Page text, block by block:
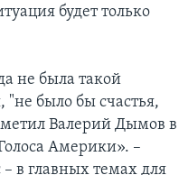
будет только
не была такой
"не было бы счастья,
Валерий Дымов в
Америки». –
в главных темах для